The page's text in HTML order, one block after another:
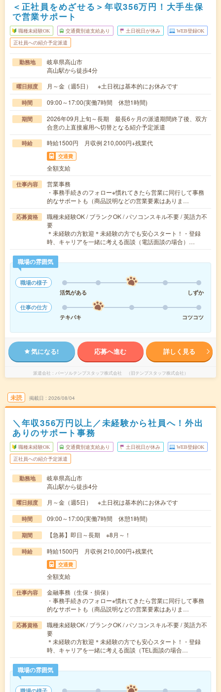
＜正社員をめざせる＞年収356万円！大手生保
で営業サポート
職種未経験OK 交通費別途支給あり 土日祝日が休み WEB登録OK
正社員への紹介予定派遣
勤務地
岐阜県高山市
高山駅から徒歩4分
曜日頻度 月～金（週5日） ※土日祝は基本的にお休みです
時間 09:00～17:00(実働7時間 休憩1時間)
期間
2026年09月上旬～長期 最長6ヶ月の派遣期間終了後、双方
合意の上直接雇用へ切替となる紹介予定派遣
時給 時給1500円 月収例 210,000円+残業代
交通費
全額支給
仕事内容
営業事務
・事務手続きのフォロー※慣れてきたら営業に同行して事務
的なサポートも（商品説明などの営業要素はありま…
応募資格
職種未経験OK / ブランクOK / パソコンスキル不要 / 英語力不
要
＊未経験の方歓迎＊未経験の方でも安心スタート！・登録
時、キャリアを一緒に考える面談（電話面談の場合）…
職場の雰囲気
職場の様子
活気がある
しずか
仕事の仕方
テキパキ
コツコツ
気になる! 応募へ進む 詳しく見る
派遣会社 パーソルテンプスタッフ株式会社 （旧テンプスタッフ株式会社）
未読 掲載日 2026/08/04
＼年収356万円以上／未経験から社員へ！外出
ありのサポート事務
職種未経験OK 交通費別途支給あり 土日祝日が休み WEB登録OK
正社員への紹介予定派遣
勤務地
岐阜県高山市
高山駅から徒歩4分
曜日頻度 月～金（週5日） ※土日祝は基本的にお休みです
時間 09:00～17:00(実働7時間 休憩1時間)
期間 【急募】即日～長期 ※8月～！
時給 時給1500円 月収例 210,000円+残業代
交通費
全額支給
仕事内容
金融事務（生保・損保）
・事務手続きのフォロー※慣れてきたら営業に同行して事務
的なサポートも（商品説明などの営業要素はありま…
応募資格
職種未経験OK / ブランクOK / パソコンスキル不要 / 英語力不
要
＊未経験の方歓迎＊未経験の方でも安心スタート！・登録
時、キャリアを一緒に考える面談（TEL面談の場合…
職場の雰囲気